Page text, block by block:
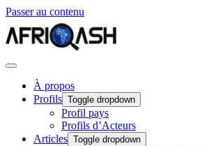
Passer au contenu
À propos
Profils Toggle dropdown
Profil pays
Profils d’Acteurs
Articles Toggle dropdown